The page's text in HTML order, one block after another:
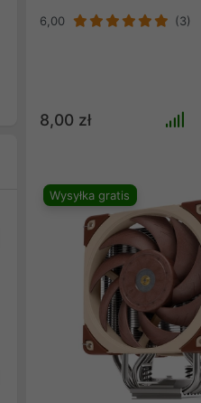
6,00 (3)
8,00 zł
Wysyłka gratis